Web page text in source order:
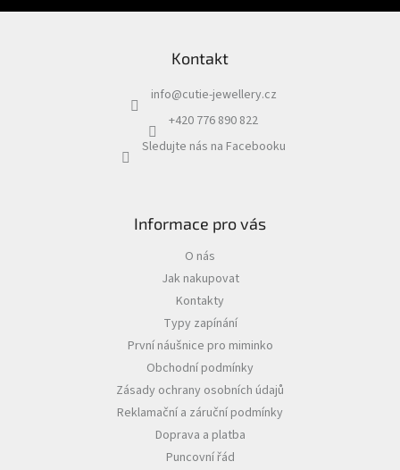
Kontakt
info@cutie-jewellery.cz
+420 776 890 822
Sledujte nás na Facebooku
Informace pro vás
O nás
Jak nakupovat
Kontakty
Typy zapínání
První náušnice pro miminko
Obchodní podmínky
Zásady ochrany osobních údajů
Reklamační a záruční podmínky
Doprava a platba
Puncovní řád